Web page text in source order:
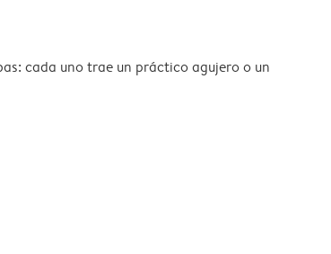
cada uno trae un práctico agujero o un